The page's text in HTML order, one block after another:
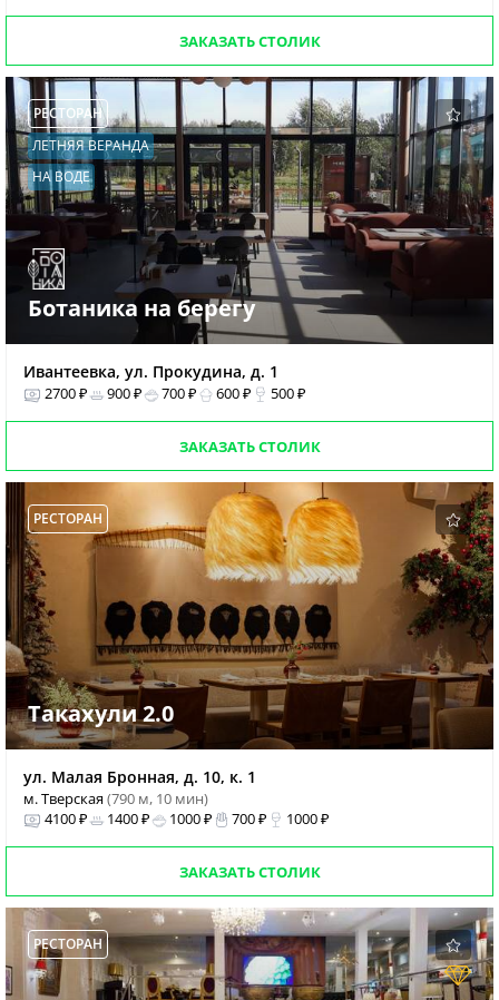
ЗАКАЗАТЬ СТОЛИК
РЕСТОРАН
ЛЕТНЯЯ ВЕРАНДА
НА ВОДЕ
Ботаника на берегу
Ивантеевка, ул. Прокудина, д. 1
2700 ₽ 900 ₽ 700 ₽ 600 ₽ 500 ₽
ЗАКАЗАТЬ СТОЛИК
РЕСТОРАН
Такахули 2.0
ул. Малая Бронная, д. 10, к. 1
м. Тверская(790 м, 10 мин)
4100 ₽
1400 ₽ 1000 ₽ 700 ₽ 1000 ₽
ЗАКАЗАТЬ СТОЛИК
РЕСТОРАН